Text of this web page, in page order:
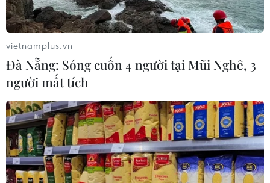
vietnamplus.vn
Đà Nẵng: Sóng cuốn 4 người tại Mũi Nghê, 3
người mất tích